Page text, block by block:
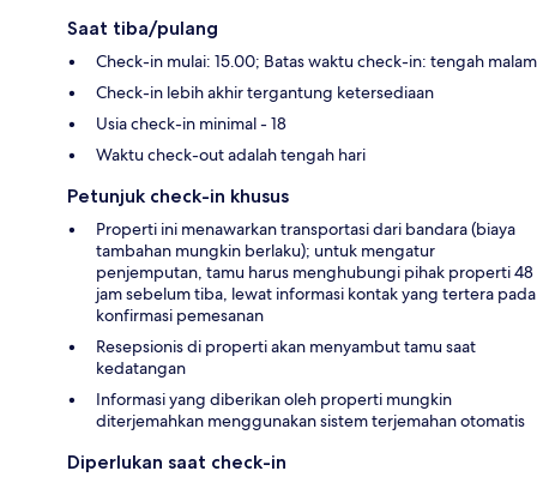
Saat tiba/pulang
Check-in mulai: 15.00; Batas waktu check-in: tengah malam
Check-in lebih akhir tergantung ketersediaan
Usia check-in minimal - 18
Waktu check-out adalah tengah hari
Petunjuk check-in khusus
Properti ini menawarkan transportasi dari bandara (biaya
tambahan mungkin berlaku); untuk mengatur
penjemputan, tamu harus menghubungi pihak properti 48
jam sebelum tiba, lewat informasi kontak yang tertera pada
konfirmasi pemesanan
Resepsionis di properti akan menyambut tamu saat
kedatangan
Informasi yang diberikan oleh properti mungkin
diterjemahkan menggunakan sistem terjemahan otomatis
Diperlukan saat check-in